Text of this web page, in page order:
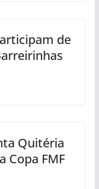
de
Quitéria
Copa FMF